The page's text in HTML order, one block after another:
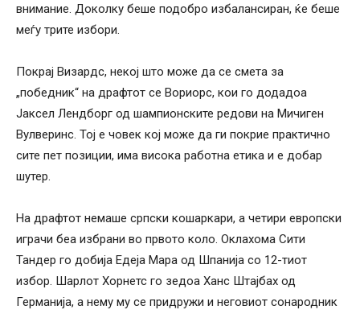
внимание. Доколку беше подобро избалансиран, ќе беше
меѓу трите избори.
Покрај Визардс, некој што може да се смета за
„победник“ на драфтот се Вориорс, кои го додадоа
Јаксел Лендборг од шампионските редови на Мичиген
Вулверинс. Тој е човек кој може да ги покрие практично
сите пет позиции, има висока работна етика и е добар
шутер.
На драфтот немаше српски кошаркари, а четири европски
играчи беа избрани во првото коло. Оклахома Сити
Тандер го добија Едеја Мара од Шпанија со 12-тиот
избор. Шарлот Хорнетс го зедоа Ханс Штајбах од
Германија, а нему му се придружи и неговиот сонародник